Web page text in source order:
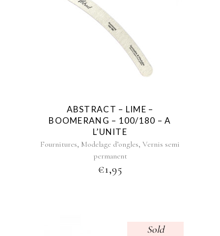
ABSTRACT – LIME –
BOOMERANG – 100/180 – A
L’UNITE
Fournitures, Modelage d’ongles, Vernis semi
permanent
€1,95
Sold